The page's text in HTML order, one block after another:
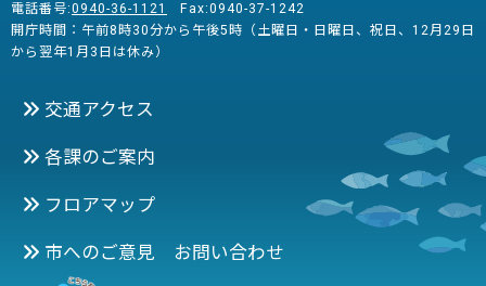
電話番号:0940-36-1121
Fax:0940-37-1242
開庁時間：午前8時30分から午後5時（土曜日・日曜日、祝日、12月29日
から翌年1月3日は休み）
交通アクセス
各課のご案内
フロアマップ
市へのご意見 お問い合わせ